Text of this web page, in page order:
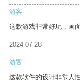
游客
这款游戏非常好玩，画
2024-07-28
游客
这款软件的设计非常人